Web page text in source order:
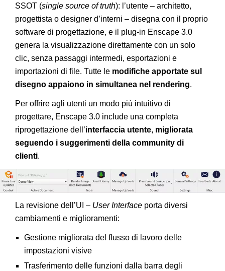
SSOT (single source of truth): l’utente – architetto,
progettista o designer d’interni – disegna con il proprio
software di progettazione, e il plug-in Enscape 3.0
genera la visualizzazione direttamente con un solo
clic, senza passaggi intermedi, esportazioni e
importazioni di file. Tutte le modifiche apportate sul
disegno appaiono in simultanea nel rendering.
Per offrire agli utenti un modo più intuitivo di
progettare, Enscape 3.0 include una completa
riprogettazione dell’interfaccia utente, migliorata
seguendo i suggerimenti della community di
clienti.
La revisione dell’UI – User Interface porta diversi
cambiamenti e miglioramenti:
Gestione migliorata del flusso di lavoro delle
impostazioni visive
Trasferimento delle funzioni dalla barra degli